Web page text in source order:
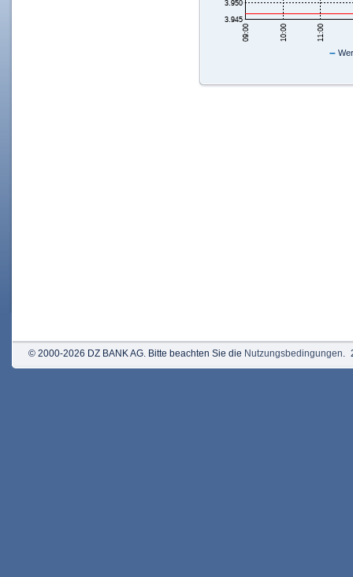
–
© 2000-2026 DZ BANK AG. Bitte beachten Sie die Nutzungsbedingungen.